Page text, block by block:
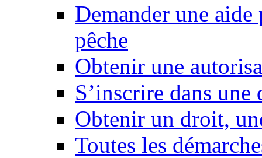
Demander une
pêche
Obtenir une
S’inscrire dans une
Obtenir un droit,
Toutes les